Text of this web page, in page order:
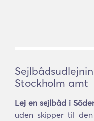
Stockholm amt
Lej en sejlbåd i
uden skipper til